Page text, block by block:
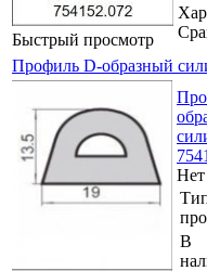
Быстрый просмотр
Профиль D-образный
В